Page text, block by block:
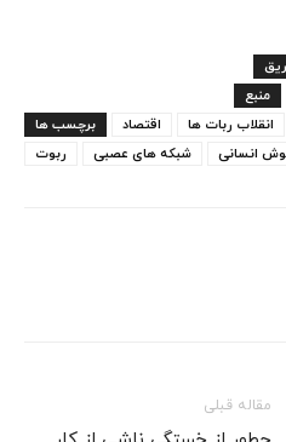
منبع
برچسب ها
اقتصاد انقلاب ربات ها
ربوت
شبکه های عصبی انسانی
مقاله قبلی